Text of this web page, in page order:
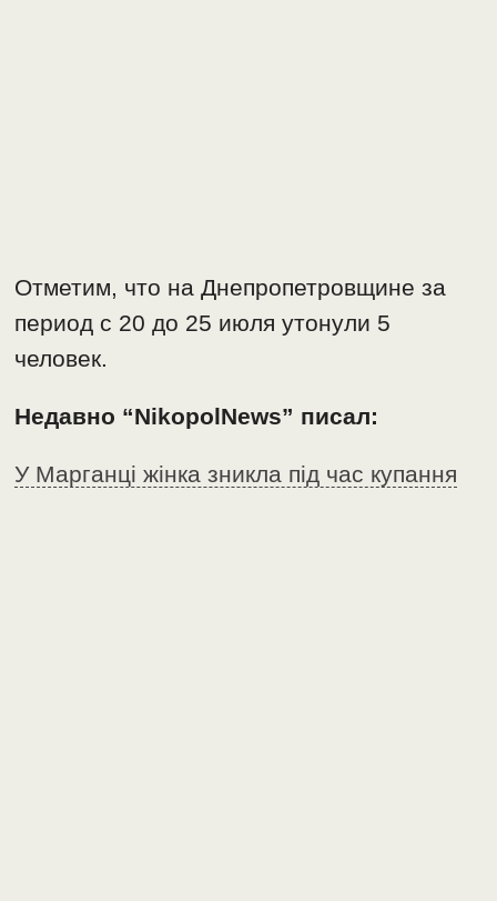
Отметим, что на Днепропетровщине за
период с 20 до 25 июля утонули 5
человек.
Недавно “NikopolNews” писал:
У Марганці жінка зникла під час купання